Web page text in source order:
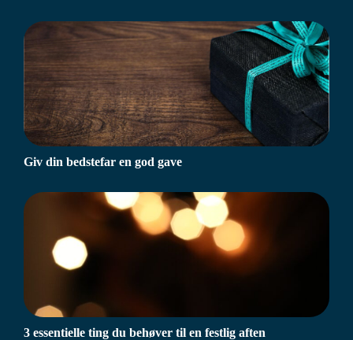
Giv din bedstefar en god gave
3 essentielle ting du behøver til en festlig aften